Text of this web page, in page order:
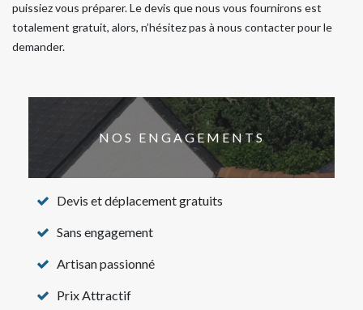
puissiez vous préparer. Le devis que nous vous fournirons est
totalement gratuit, alors, n’hésitez pas à nous contacter pour le
demander.
NOS ENGAGEMENTS
Devis et déplacement gratuits
Sans engagement
Artisan passionné
Prix Attractif